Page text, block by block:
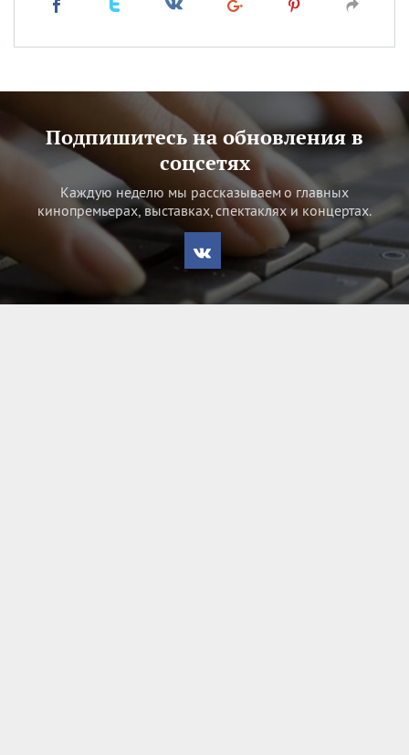
Подпишитесь на обновления в
соцсетях
Каждую неделю мы рассказываем о главных
кинопремьерах, выставках, спектаклях и концертах.